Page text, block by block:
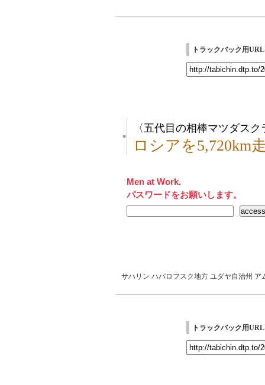
トラックバック用URL
■
〈五代目の相棒マツダスク
ロシアを5,720km
Men at Work.
パスワードをお願いします。
サハリン ハバロフスク地方 ユダヤ自治州 ア
トラックバック用URL